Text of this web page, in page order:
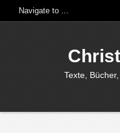
Texte,